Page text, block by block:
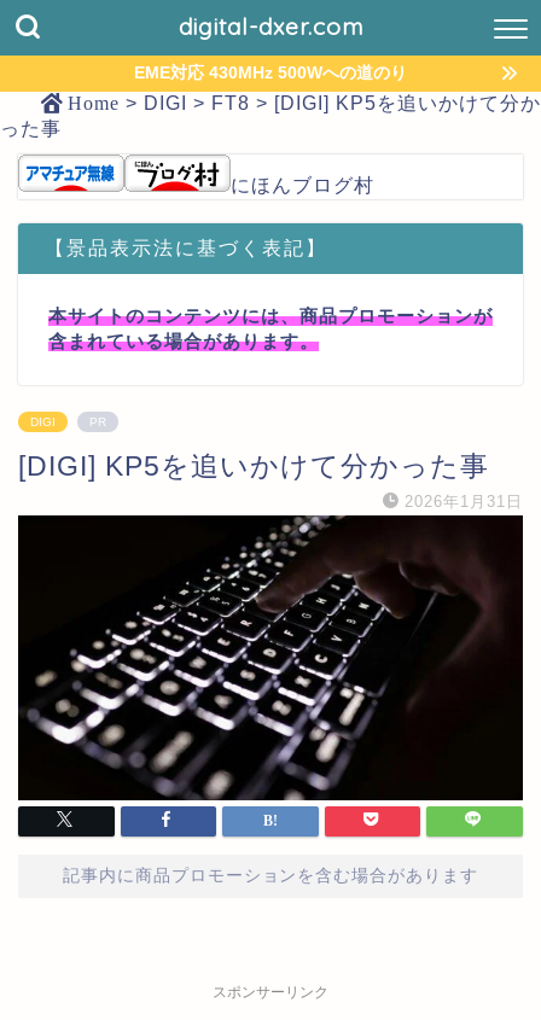
digital-dxer.com
EME対応 430MHz 500Wへの道のり
Home > DIGI > FT8 > [DIGI] KP5を追いかけて分か
った事
にほんブログ村
【景品表示法に基づく表記】
本サイトのコンテンツには、商品プロモーションが
含まれている場合があります。
DIGI PR
[DIGI] KP5を追いかけて分かった事
2026年1月31日
記事内に商品プロモーションを含む場合があります
スポンサーリンク